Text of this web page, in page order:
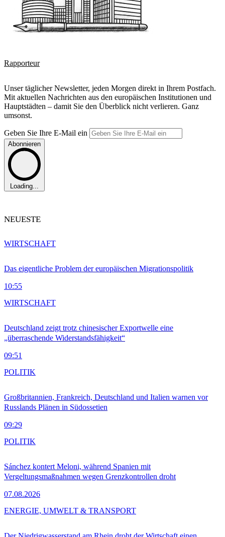
Rapporteur
Unser täglicher Newsletter, jeden Morgen direkt in Ihrem Postfach.
Mit aktuellen Nachrichten aus den europäischen Institutionen und
Hauptstädten – damit Sie den Überblick nicht verlieren. Ganz
umsonst.
Geben Sie Ihre E-Mail ein
Abonnieren
Loading...
NEUESTE
Das eigentliche Problem der europäischen Migrationspolitik
10:55
WIRTSCHAFT
Deutschland zeigt trotz chinesischer Exportwelle eine
„überraschende Widerstandsfähigkeit“
09:51
WIRTSCHAFT
Großbritannien, Frankreich, Deutschland und Italien warnen vor
Russlands Plänen in Südossetien
09:29
POLITIK
Sánchez kontert Meloni, während Spanien mit
Vergeltungsmaßnahmen wegen Grenzkontrollen droht
07.08.2026
POLITIK
ENERGIE, UMWELT & TRANSPORT